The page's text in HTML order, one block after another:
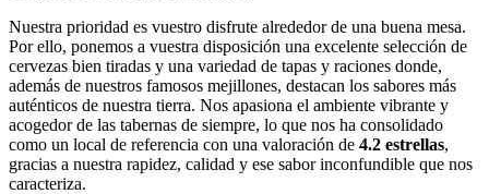
Nuestra prioridad es vuestro disfrute alrededor de una buena mesa.
Por ello, ponemos a vuestra disposición una excelente selección de
cervezas bien tiradas y una variedad de tapas y raciones donde,
además de nuestros famosos mejillones, destacan los sabores más
auténticos de nuestra tierra. Nos apasiona el ambiente vibrante y
acogedor de las tabernas de siempre, lo que nos ha consolidado
como un local de referencia con una valoración de 4.2 estrellas,
gracias a nuestra rapidez, calidad y ese sabor inconfundible que nos
caracteriza.